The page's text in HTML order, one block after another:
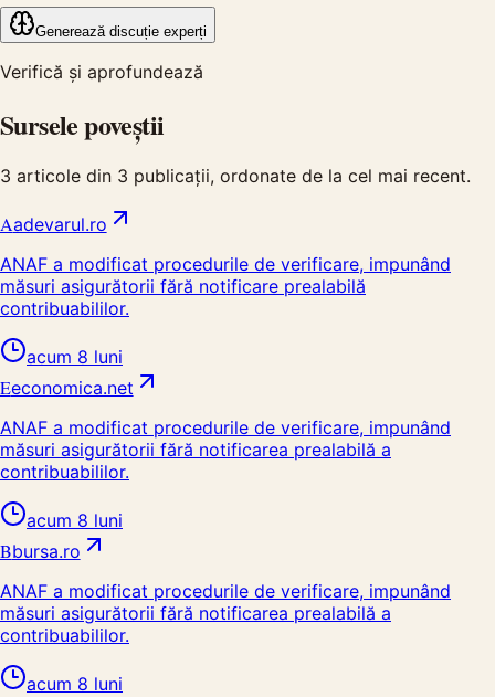
Generează discuție experți
Verifică și aprofundează
Sursele poveștii
3 articole din 3 publicații, ordonate de la cel mai recent.
Aadevarul.ro
ANAF a modificat procedurile de verificare, impunând
măsuri asigurătorii fără notificare prealabilă
contribuabililor.
acum 8 luni
Eeconomica.net
ANAF a modificat procedurile de verificare, impunând
măsuri asigurătorii fără notificarea prealabilă a
contribuabililor.
acum 8 luni
Bbursa.ro
ANAF a modificat procedurile de verificare, impunând
măsuri asigurătorii fără notificarea prealabilă a
contribuabililor.
acum 8 luni